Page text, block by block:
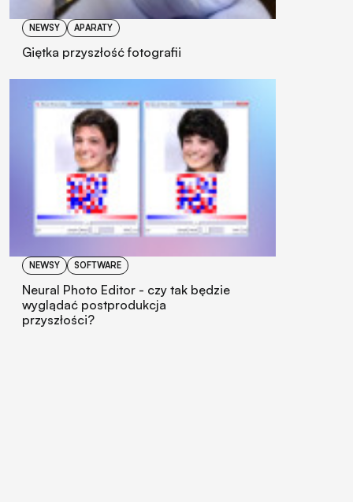
NEWSY APARATY
Giętka przyszłość fotografii
NEWSY SOFTWARE
Neural Photo Editor - czy tak będzie
wyglądać postprodukcja
przyszłości?